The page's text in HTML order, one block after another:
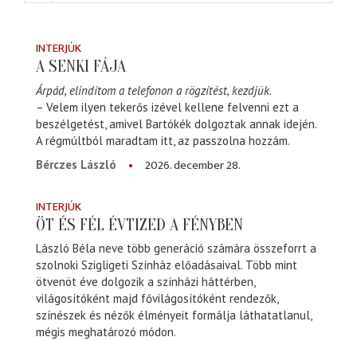
INTERJÚK
A SENKI FÁJA
Árpád, elindítom a telefonon a rögzítést, kezdjük.
– Velem ilyen tekerős izével kellene felvenni ezt a
beszélgetést, amivel Bartókék dolgoztak annak idején.
A régmúltból maradtam itt, az passzolna hozzám.
Bérczes László
2026. december 28.
INTERJÚK
ÖT ÉS FÉL ÉVTIZED A FÉNYBEN
László Béla neve több generáció számára összeforrt a
szolnoki Szigligeti Színház előadásaival. Több mint
ötvenöt éve dolgozik a színházi háttérben,
világosítóként majd fővilágosítóként rendezők,
színészek és nézők élményeit formálja láthatatlanul,
mégis meghatározó módon.